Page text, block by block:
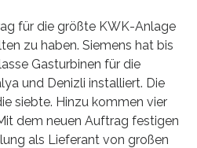
für die größte KWK-Anlage
zu haben. Siemens hat bis
Gasturbinen für die
und Denizli installiert. Die
siebte. Hinzu kommen vier
dem neuen Auftrag festigen
als Lieferant von großen